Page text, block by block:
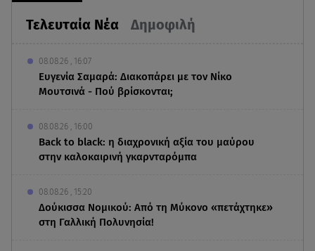
Τελευταία Νέα Δημοφιλή
08.08.26 , 16:07
Ευγενία Σαμαρά: Διακοπάρει με τον Νίκο
Μουτσινά - Πού βρίσκονται;
08.08.26 , 16:00
Back to black: η διαχρονική αξία του μαύρου
στην καλοκαιρινή γκαρνταρόμπα
08.08.26 , 15:20
Δούκισσα Νομικού: Από τη Μύκονο «πετάχτηκε»
στη Γαλλική Πολυνησία!